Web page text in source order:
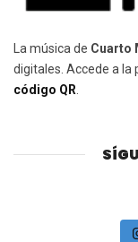
La música de Cuarto
digitales. Accede a la
código QR